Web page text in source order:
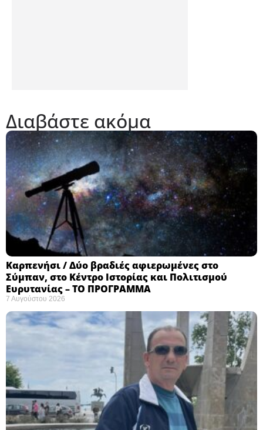
Διαβάστε ακόμα
Καρπενήσι / Δύο βραδιές αφιερωμένες στο
Σύμπαν, στο Κέντρο Ιστορίας και Πολιτισμού
Ευρυτανίας – ΤΟ ΠΡΟΓΡΑΜΜΑ
7 Αυγούστου 2026